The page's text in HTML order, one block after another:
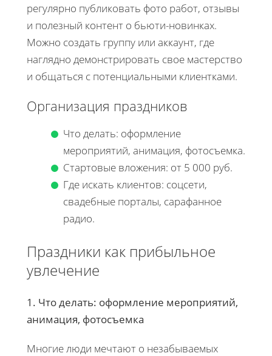
регулярно публиковать фото работ, отзывы
и полезный контент о бьюти-новинках.
Можно создать группу или аккаунт, где
наглядно демонстрировать свое мастерство
и общаться с потенциальными клиентками.
Организация праздников
Что делать: оформление
мероприятий, анимация, фотосъемка.
Стартовые вложения: от 5 000 руб.
Где искать клиентов: соцсети,
свадебные порталы, сарафанное
радио.
Праздники как прибыльное
увлечение
1. Что делать: оформление мероприятий,
анимация, фотосъемка
Многие люди мечтают о незабываемых